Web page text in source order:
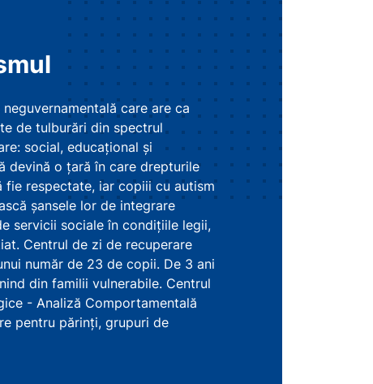
care are ca
de tulburări din spectrul
social, educațional și
devină o țară în care drepturile
respectate, iar copiii cu autism
șansele lor de integrare
servicii sociale în condițiile legii,
Centrul de zi de recuperare
număr de 23 de copii. De 3 ani
din familii vulnerabile. Centrul
- Analiză Comportamentală
pentru părinți, grupuri de